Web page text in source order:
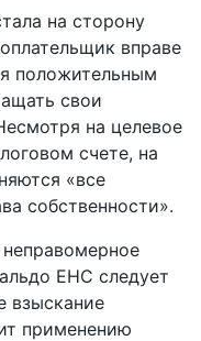
на сторону
вправе
положительным
свои
на целевое
счете, на
«все
собственности».
ЕНС следует
взыскание
применению